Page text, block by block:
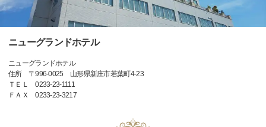
ニューグランドホテル
ニューグランドホテル
住所 〒996-0025 山形県新庄市若葉町4-23
ＴＥＬ 0233-23-1111
ＦＡＸ 0233-23-3217